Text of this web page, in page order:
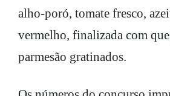
alho-poró, tomate fresco,
vermelho, finalizada com
parmesão gratinados.